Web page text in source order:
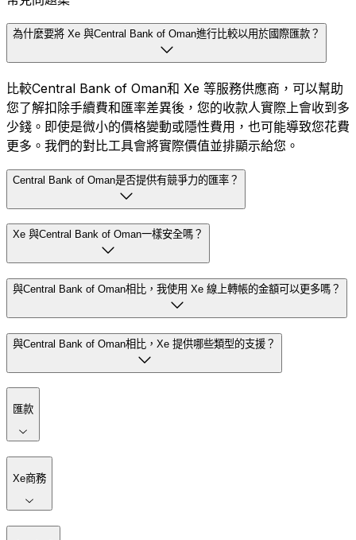
為什麼要將 Xe 與Central Bank of Oman進行比較以用於國際匯款？
比較Central Bank of Oman和 Xe 等服務供應商，可以幫助
您了解扣除手續費和匯率差異後，您的收款人實際上會收到多
少錢。即使是微小的價格變動或隱性費用，也可能導致您花費
更多。我們的對比工具會將實際價值並排顯示給您。
Central Bank of Oman是否提供有競爭力的匯率？
Xe 與Central Bank of Oman一樣安全嗎？
與Central Bank of Oman相比，我使用 Xe 線上轉帳的金額可以更多嗎？
與Central Bank of Oman相比，Xe 提供哪些類型的支援？
匯款
Xe商務